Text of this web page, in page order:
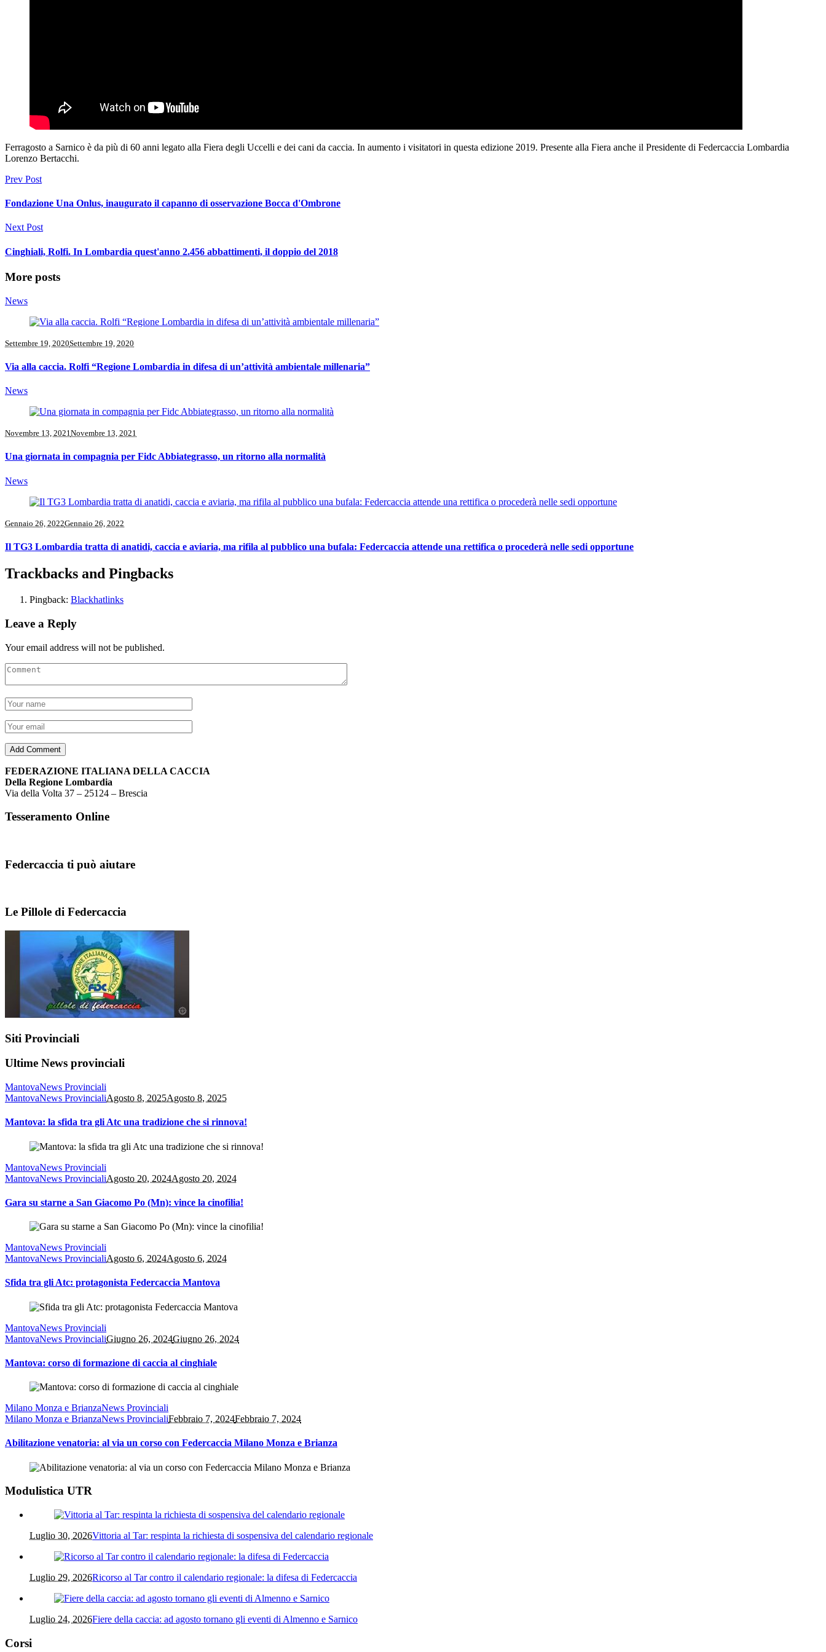
Ferragosto a Sarnico è da più di 60 anni legato alla Fiera degli Uccelli e dei cani da caccia. In aumento i visitatori in questa edizione 2019. Presente alla Fiera anche il Presidente di Federcaccia Lombardia
Lorenzo Bertacchi.
Prev Post
Fondazione Una Onlus, inaugurato il capanno di osservazione Bocca d'Ombrone
Next Post
Cinghiali, Rolfi. In Lombardia quest'anno 2.456 abbattimenti, il doppio del 2018
More posts
News
Settembre 19, 2020Settembre 19, 2020
Via alla caccia. Rolfi “Regione Lombardia in difesa di un’attività ambientale millenaria”
News
Novembre 13, 2021Novembre 13, 2021
Una giornata in compagnia per Fidc Abbiategrasso, un ritorno alla normalità
News
Gennaio 26, 2022Gennaio 26, 2022
Il TG3 Lombardia tratta di anatidi, caccia e aviaria, ma rifila al pubblico una bufala: Federcaccia attende una rettifica o procederà nelle sedi opportune
Trackbacks and Pingbacks
Pingback: Blackhatlinks
Leave a Reply
Your email address will not be published.
FEDERAZIONE ITALIANA DELLA CACCIA
Della Regione Lombardia
Via della Volta 37 – 25124 – Brescia
Tesseramento Online
Federcaccia ti può aiutare
Le Pillole di Federcaccia
Siti Provinciali
Ultime News provinciali
MantovaNews Provinciali
MantovaNews ProvincialiAgosto 8, 2025Agosto 8, 2025
Mantova: la sfida tra gli Atc una tradizione che si rinnova!
MantovaNews Provinciali
MantovaNews ProvincialiAgosto 20, 2024Agosto 20, 2024
Gara su starne a San Giacomo Po (Mn): vince la cinofilia!
MantovaNews Provinciali
MantovaNews ProvincialiAgosto 6, 2024Agosto 6, 2024
Sfida tra gli Atc: protagonista Federcaccia Mantova
MantovaNews Provinciali
MantovaNews ProvincialiGiugno 26, 2024Giugno 26, 2024
Mantova: corso di formazione di caccia al cinghiale
Milano Monza e BrianzaNews Provinciali
Milano Monza e BrianzaNews ProvincialiFebbraio 7, 2024Febbraio 7, 2024
Abilitazione venatoria: al via un corso con Federcaccia Milano Monza e Brianza
Modulistica UTR
Luglio 30, 2026Vittoria al Tar: respinta la richiesta di sospensiva del calendario regionale
Luglio 29, 2026Ricorso al Tar contro il calendario regionale: la difesa di Federcaccia
Luglio 24, 2026Fiere della caccia: ad agosto tornano gli eventi di Almenno e Sarnico
Corsi